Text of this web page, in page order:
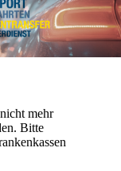
mehr
Bitte